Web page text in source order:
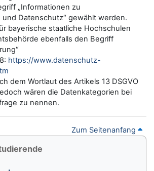
„Informationen zu
Datenschutz“ gewählt werden.
bayerische staatliche Hochschulen
ebenfalls den Begriff
https://www.datenschutz-
dem Wortlaut des Artikels 13 DSGVO
wären die Datenkategorien bei
zu nennen.
Zum Seitenanfang
überspringen